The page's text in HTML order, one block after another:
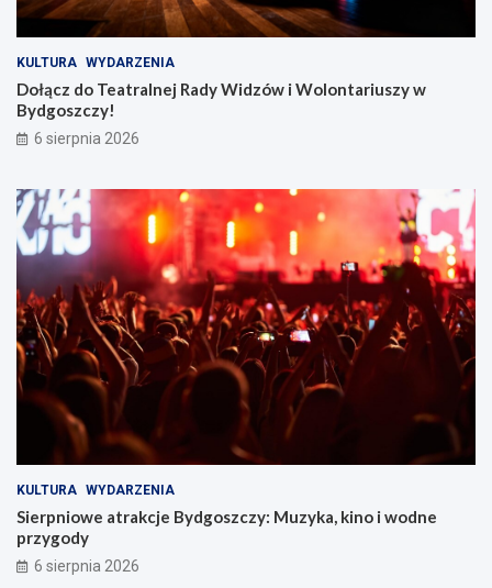
KULTURA WYDARZENIA
Dołącz do Teatralnej Rady Widzów i Wolontariuszy w
Bydgoszczy!
6 sierpnia 2026
KULTURA WYDARZENIA
Sierpniowe atrakcje Bydgoszczy: Muzyka, kino i wodne
przygody
6 sierpnia 2026